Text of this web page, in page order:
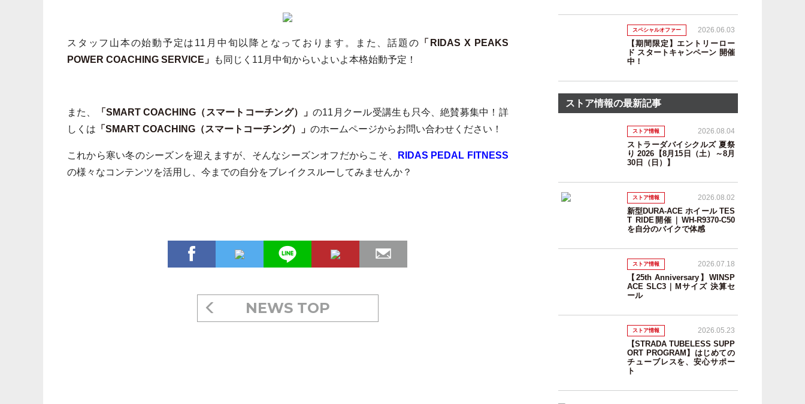
スタッフ山本の始動予定は11月中旬以降となっております。また、話題の 「RIDAS X PEAKS
POWER COACHING SERVICE」
も同じく11月中旬からいよいよ本格始動予定！
また、 「SMART COACHING（スマートコーチング）」の11月クール受講生も只今、絶賛募集中！詳
しくは 「SMART COACHING（スマートコーチング）」 のホームページからお問い合わせください！
これから寒い冬のシーズンを迎えますが、そんなシーズンオフだからこそ、
RIDAS PEDAL FITNESS
の様々なコンテンツを活用し、今までの自分をブレイクスルーしてみませんか？
NEWS TOP
スペシャルオファー 2026.06.03
【期間限定】エントリーロー
ド スタートキャンペーン 開催
中！
ストア情報の最新記事
ストア情報 2026.08.04
ストラーダバイシクルズ 夏祭
り 2026【8月15日（土）～8月
30日（日）】
ストア情報 2026.08.02
新型DURA-ACE ホイール TES
T RIDE開催｜WH-R9370-C50
を自分のバイクで体感
ストア情報 2026.07.18
【25th Anniversary】WINSP
ACE SLC3｜Mサイズ 決算セ
ール
ストア情報 2026.05.23
【STRADA TUBELESS SUPP
ORT PROGRAM】はじめての
チューブレスを、安心サポー
ト